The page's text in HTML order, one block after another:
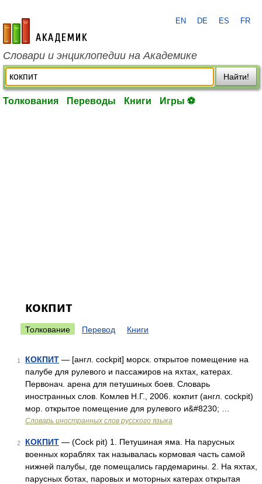
academic.ru
EN DE ES FR
Словари и энциклопедии на Академике
Найти!
Толкования Переводы Книги Игры ⚽
кокпит
Толкование Перевод Книги
1 КОКПИТ — [англ. cockpit] морск. открытое помещение на
палубе для рулевого и пассажиров на яхтах, катерах.
Первонач. арена для петушиных боев. Словарь
иностранных слов. Комлев Н.Г., 2006. кокпит (англ. cockpit)
мор. открытое помещение для рулевого и&#8230; …
Словарь иностранных слов русского языка
2 КОКПИТ — (Cock pit) 1. Петушиная яма. На парусных
военных кораблях так называлась кормовая часть самой
нижней палубы, где помещались гардемарины. 2. На яхтах,
парусных ботах, паровых и моторных катерах открытая